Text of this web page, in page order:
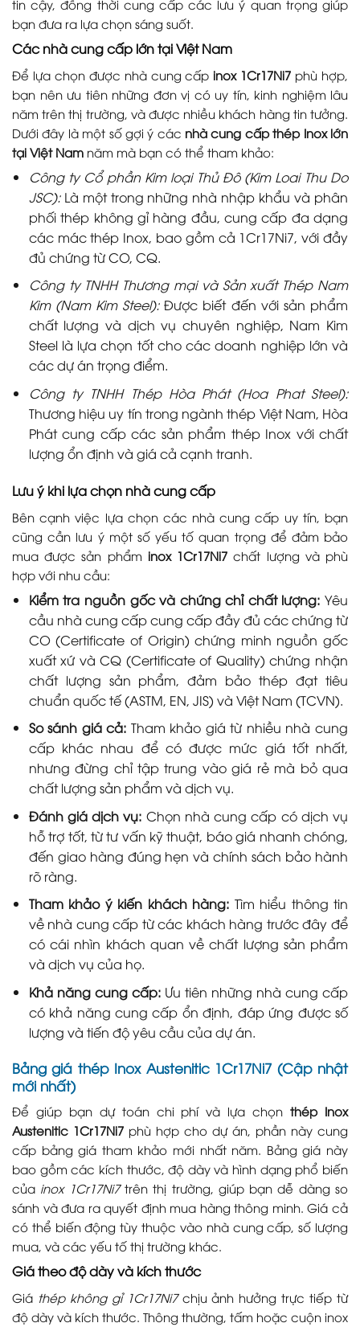
tin cậy, đồng thời cung cấp các lưu ý quan trọng giúp
bạn đưa ra lựa chọn sáng suốt.
Các nhà cung cấp lớn tại Việt Nam
Để lựa chọn được nhà cung cấp inox 1Cr17Ni7 phù hợp,
bạn nên ưu tiên những đơn vị có uy tín, kinh nghiệm lâu
năm trên thị trường, và được nhiều khách hàng tin tưởng.
Dưới đây là một số gợi ý các nhà cung cấp thép Inox lớn
tại Việt Nam năm mà bạn có thể tham khảo:
Công ty Cổ phần Kim loại Thủ Đô (Kim Loai Thu Do
JSC):Là một trong những nhà nhập khẩu và phân
phối thép không gỉ hàng đầu, cung cấp đa dạng
các mác thép Inox, bao gồm cả 1Cr17Ni7, với đầy
đủ chứng từ CO, CQ.
Công ty TNHH Thương mại và Sản xuất Thép Nam
Kim (Nam Kim Steel):Được biết đến với sản phẩm
chất lượng và dịch vụ chuyên nghiệp, Nam Kim
Steel là lựa chọn tốt cho các doanh nghiệp lớn và
các dự án trọng điểm.
Công ty TNHH Thép Hòa Phát (Hoa Phat Steel):
Thương hiệu uy tín trong ngành thép Việt Nam, Hòa
Phát cung cấp các sản phẩm thép Inox với chất
lượng ổn định và giá cả cạnh tranh.
Lưu ý khi lựa chọn nhà cung cấp
Bên cạnh việc lựa chọn các nhà cung cấp uy tín, bạn
cũng cần lưu ý một số yếu tố quan trọng để đảm bảo
mua được sản phẩm inox 1Cr17Ni7 chất lượng và phù
hợp với nhu cầu:
Kiểm tra nguồn gốc và chứng chỉ chất lượng: Yêu
cầu nhà cung cấp cung cấp đầy đủ các chứng từ
CO (Certificate of Origin) chứng minh nguồn gốc
xuất xứ và CQ (Certificate of Quality) chứng nhận
chất lượng sản phẩm, đảm bảo thép đạt tiêu
chuẩn quốc tế (ASTM, EN, JIS) và Việt Nam (TCVN).
So sánh giá cả: Tham khảo giá từ nhiều nhà cung
cấp khác nhau để có được mức giá tốt nhất,
nhưng đừng chỉ tập trung vào giá rẻ mà bỏ qua
chất lượng sản phẩm và dịch vụ.
Đánh giá dịch vụ: Chọn nhà cung cấp có dịch vụ
hỗ trợ tốt, từ tư vấn kỹ thuật, báo giá nhanh chóng,
đến giao hàng đúng hẹn và chính sách bảo hành
rõ ràng.
Tham khảo ý kiến khách hàng: Tìm hiểu thông tin
về nhà cung cấp từ các khách hàng trước đây để
có cái nhìn khách quan về chất lượng sản phẩm
và dịch vụ của họ.
Khả năng cung cấp:Ưu tiên những nhà cung cấp
có khả năng cung cấp ổn định, đáp ứng được số
lượng và tiến độ yêu cầu của dự án.
Bảng giá thép Inox Austenitic 1Cr17Ni7 (Cập nhật
mới nhất)
Để giúp bạn dự toán chi phí và lựa chọnthép Inox
Austenitic 1Cr17Ni7 phù hợp cho dự án, phần này cung
cấp bảng giá tham khảo mới nhất năm. Bảng giá này
bao gồm các kích thước, độ dày và hình dạng phổ biến
của inox 1Cr17Ni7trên thị trường, giúp bạn dễ dàng so
sánh và đưa ra quyết định mua hàng thông minh. Giá cả
có thể biến động tùy thuộc vào nhà cung cấp, số lượng
mua, và các yếu tố thị trường khác.
Giá theo độ dày và kích thước
Giá thép không gỉ 1Cr17Ni7chịu ảnh hưởng trực tiếp từ
độ dày và kích thước. Thông thường, tấm hoặc cuộn inox